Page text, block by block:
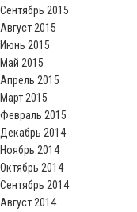
Сентябрь 2015
Август 2015
Июнь 2015
Май 2015
Апрель 2015
Март 2015
Февраль 2015
Декабрь 2014
Ноябрь 2014
Октябрь 2014
Сентябрь 2014
Август 2014